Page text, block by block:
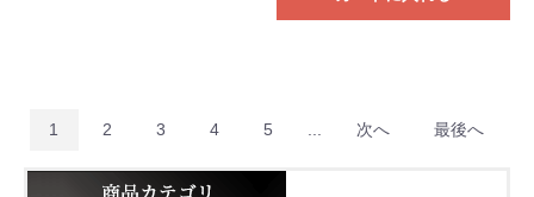
1 2 3 4 5 次へ 最後へ